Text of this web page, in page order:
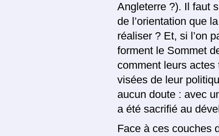
Angleterre ?). Il faut
de l’orientation que
réaliser ? Et, si l’on
forment le Sommet
comment leurs actes
visées de leur
aucun doute : avec
a été sacrifié au
Face à ces couches